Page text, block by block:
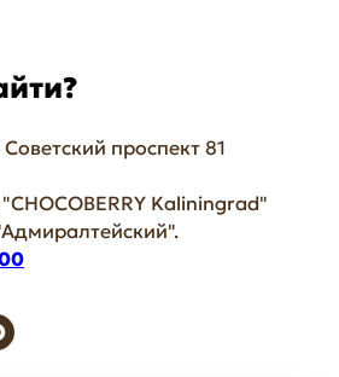
проспект 81
Kaliningrad"